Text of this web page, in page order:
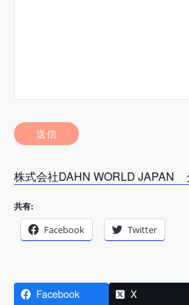
株式会社DAHN WORLD JAPAN
共有:
Facebook
Twitter
Facebook X